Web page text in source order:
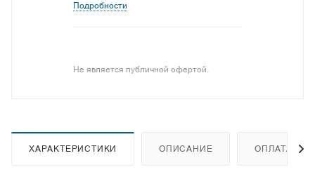
Подробности
Не является публичной офертой.
ХАРАКТЕРИСТИКИ ОПИСАНИЕ ОПЛАТА